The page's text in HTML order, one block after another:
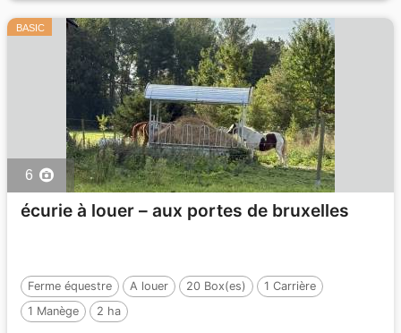
BASIC
6
écurie à louer – aux portes de bruxelles
Ferme équestre A louer 20 Box(es)
1 Carrière
1 Manège
2 ha